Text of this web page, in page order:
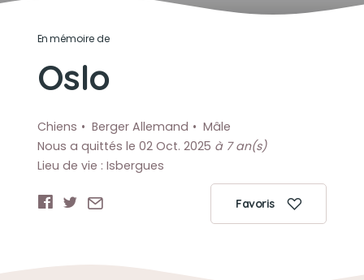
En mémoire de
Oslo
Chiens Berger Allemand
Mâle
Nous a quittés le 02 Oct. 2025 à 7 an(s)
Lieu de vie : Isbergues
Favoris